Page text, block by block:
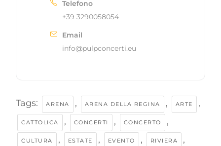
Telefono
+39 3290058054
Email
info@pulpconcerti.eu
Tags: ARENA , ARENA DELLA REGINA , ARTE ,
CATTOLICA , CONCERTI , CONCERTO ,
CULTURA , ESTATE , EVENTO , RIVIERA ,